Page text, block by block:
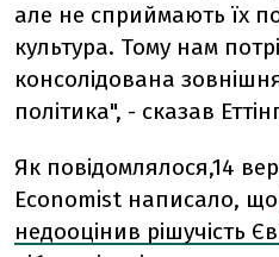
але не сприймають їх
культура. Тому нам
консолідована
політика", - сказав
Як повідомлялося,14
Economist написало, що
недооцінив рішучість